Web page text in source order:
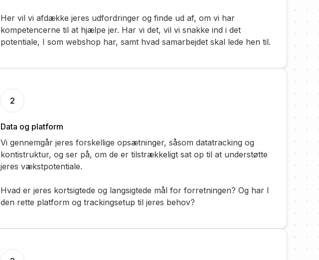
Her vil vi afdække jeres udfordringer og finde ud af, om vi har
kompetencerne til at hjælpe jer. Har vi det, vil vi snakke ind i det
potentiale, I som webshop har, samt hvad samarbejdet skal lede hen til.
2
Data og platform
Vi gennemgår jeres forskellige opsætninger, såsom datatracking og
kontistruktur, og ser på, om de er tilstrækkeligt sat op til at understøtte
jeres vækstpotentiale.
Hvad er jeres kortsigtede og langsigtede mål for forretningen? Og har I
den rette platform og trackingsetup til jeres behov?